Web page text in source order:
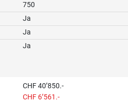
750
Ja
Ja
Ja
CHF 40’850.-
CHF 6’561.-